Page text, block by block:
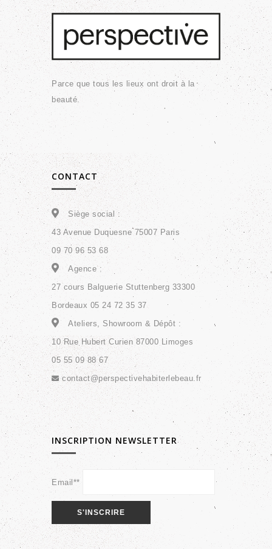
Parce que tous les lieux ont droit à la
beauté.
CONTACT
Siège social :
43 Avenue Duquesne 75007 Paris
09 70 96 53 68
Agence :
27 cours Balguerie Stuttenberg 33300
Bordeaux 05 24 72 35 37
Ateliers, Showroom & Dépôt :
10 Rue Hubert Curien 87000 Limoges
05 55 09 88 67
contact@perspectivehabiterlebeau.fr
INSCRIPTION NEWSLETTER
Email**